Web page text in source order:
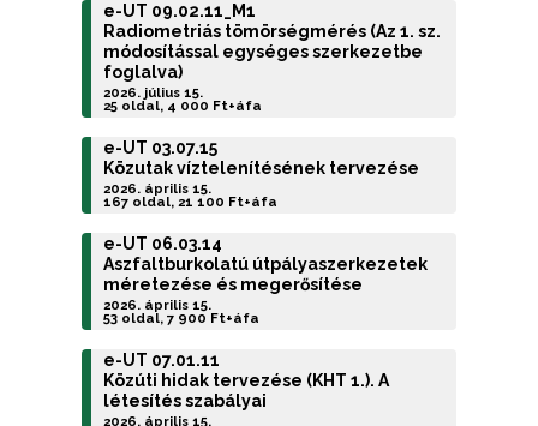
e-UT 09.02.11_M1
Radiometriás tömörségmérés (Az 1. sz.
módosítással egységes szerkezetbe
foglalva)
2026. július 15.
25 oldal, 4 000 Ft+áfa
e-UT 03.07.15
Közutak víztelenítésének tervezése
2026. április 15.
167 oldal, 21 100 Ft+áfa
e-UT 06.03.14
Aszfaltburkolatú útpályaszerkezetek
méretezése és megerősítése
2026. április 15.
53 oldal, 7 900 Ft+áfa
e-UT 07.01.11
Közúti hidak tervezése (KHT 1.). A
létesítés szabályai
2026. április 15.